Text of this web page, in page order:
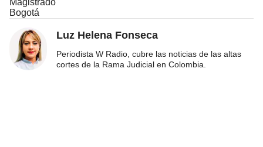
Bogotá
Luz Helena Fonseca
Periodista W Radio, cubre las noticias de las altas
cortes de la Rama Judicial en Colombia.